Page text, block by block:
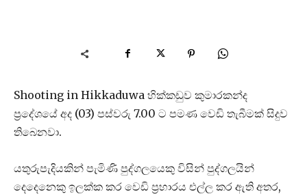
Shooting in Hikkaduwa හික්කඩුව කුමාරකන්ද
ප්‍රදේශයේ අද (03) පස්වරු 7.00 ට පමණ වෙඩි තැබීමක් සිදුව
තිබෙනවා.
යතුරුපැදියකින් පැමිණි පුද්ගලයෙකු විසින් පුද්ගලයින්
දෙදෙනෙකු ඉලක්ක ක​ර වෙඩි ප්‍රහාරය එල්ල කර ඇති අතර,